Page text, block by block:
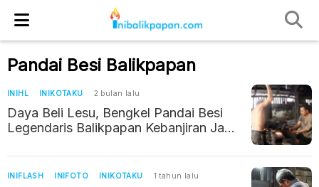
Pandai Besi Balikpapan
INIHL INIKOTAKU 2 bulan lalu
Daya Beli Lesu, Bengkel Pandai Besi
Legendaris Balikpapan Kebanjiran Jasa
INIFLASH INIFOTO INIKOTAKU 1 tahun lalu